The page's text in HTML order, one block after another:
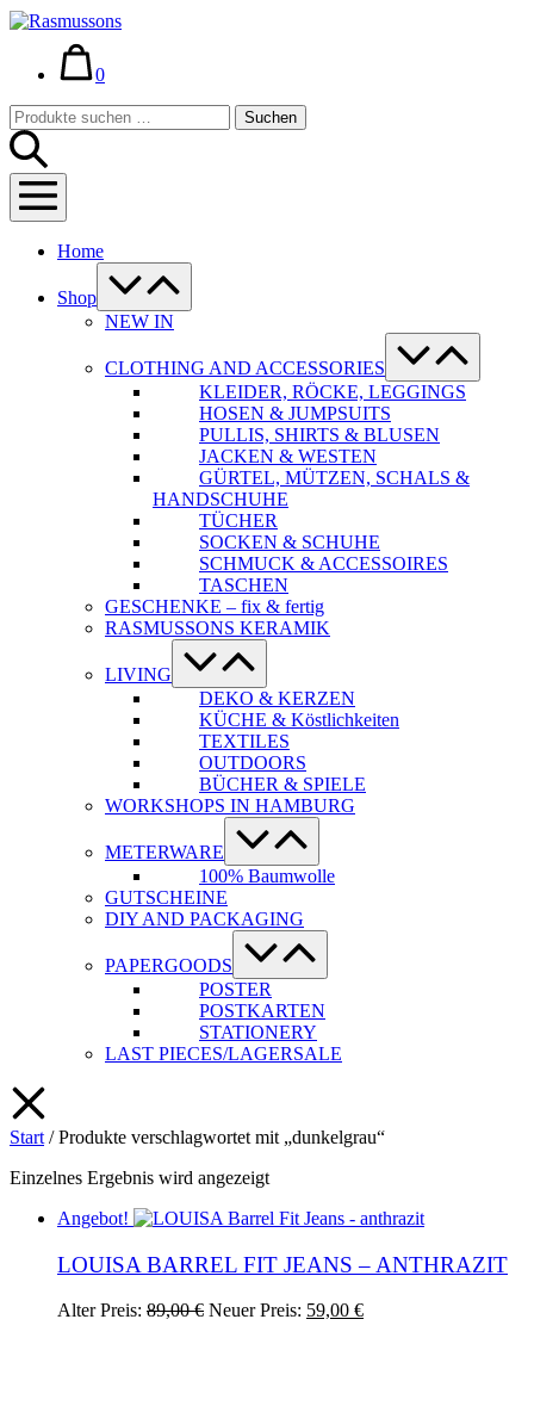
Warenkorb
0im
Suche-
Schalter
Suchen
nach:
Suchen
Menü-
Schalter
Home
Shop
Menü-
Schalter
NEW IN
CLOTHING AND ACCESSORIES
Menü-
Schalter
KLEIDER, RÖCKE, LEGGINGS
HOSEN & JUMPSUITS
PULLIS, SHIRTS & BLUSEN
JACKEN & WESTEN
GÜRTEL, MÜTZEN, SCHALS &
HANDSCHUHE
TÜCHER
SOCKEN & SCHUHE
SCHMUCK & ACCESSOIRES
TASCHEN
GESCHENKE – fix & fertig
RASMUSSONS KERAMIK
LIVING
Menü-
Schalter
DEKO & KERZEN
KÜCHE & Köstlichkeiten
TEXTILES
OUTDOORS
BÜCHER & SPIELE
WORKSHOPS IN HAMBURG
METERWARE
Menü-
Schalter
100% Baumwolle
GUTSCHEINE
DIY AND PACKAGING
PAPERGOODS
Menü-
Schalter
POSTER
POSTKARTEN
STATIONERY
LAST PIECES/LAGERSALE
Start / Produkte verschlagwortet mit „dunkelgrau“
Einzelnes Ergebnis wird angezeigt
Angebot!
LOUISA BARREL FIT JEANS – ANTHRAZIT
Alter Preis: 89,00€ Ursprünglicher
Neuer Preis: 59,00 €Aktueller
Dieses